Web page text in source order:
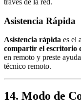
través de la red.
Asistencia Rápida
Asistencia rápida es el
compartir el escritorio
en remoto y preste
técnico remoto.
14. Modo de